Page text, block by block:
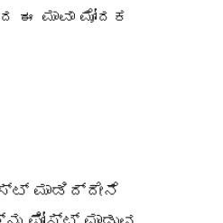
ಮಾವಾ ಮೋದಕ
ಮಾಡಿದ್ದೇನೆ